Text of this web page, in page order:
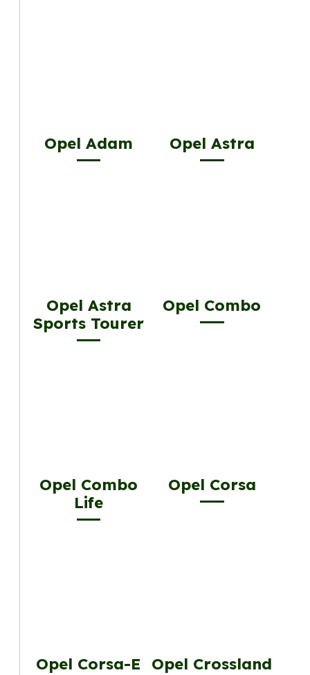
Opel Adam Opel Astra
Opel Astra
Sports Tourer
Opel Combo
Opel Combo
Life
Opel Corsa
Opel Corsa-E Opel Crossland